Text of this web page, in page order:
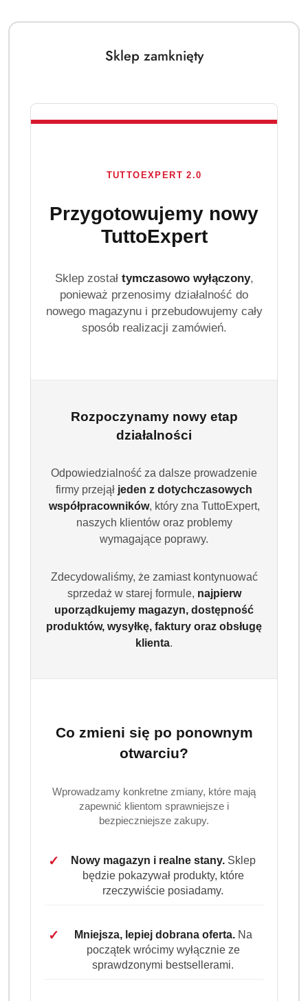
Sklep zamknięty
TUTTOEXPERT 2.0
Przygotowujemy nowy
TuttoExpert
Sklep został tymczasowo wyłączony,
ponieważ przenosimy działalność do
nowego magazynu i przebudowujemy cały
sposób realizacji zamówień.
Rozpoczynamy nowy etap
działalności
Odpowiedzialność za dalsze prowadzenie
firmy przejął jeden z dotychczasowych
współpracowników, który zna TuttoExpert,
naszych klientów oraz problemy
wymagające poprawy.
Zdecydowaliśmy, że zamiast kontynuować
sprzedaż w starej formule, najpierw
uporządkujemy magazyn, dostępność
produktów, wysyłkę, faktury oraz obsługę
klienta.
Co zmieni się po ponownym
otwarciu?
Wprowadzamy konkretne zmiany, które mają
zapewnić klientom sprawniejsze i
bezpieczniejsze zakupy.
✓ Nowy magazyn i realne stany.Sklep
będzie pokazywał produkty, które
rzeczywiście posiadamy.
✓ Mniejsza, lepiej dobrana oferta.Na
początek wrócimy wyłącznie ze
sprawdzonymi bestsellerami.